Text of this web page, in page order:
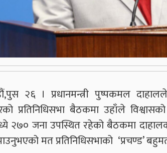
२६ । प्रधानमन्त्री पुष्पकमल
प्रतिनिधिसभा बैठकमा उहाँले
२७० जना उपस्थित रहेको बैठकमा
मत प्रतिनिधिसभाको ‘प्रचण्ड’